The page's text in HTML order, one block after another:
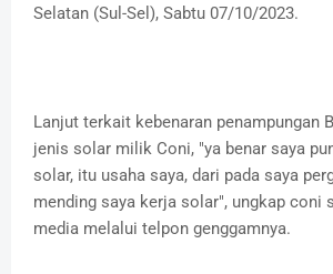
Selatan (Sul-Sel), Sabtu 07/10/2023.
Lanjut terkait kebenaran penampungan
jenis solar milik Coni, "ya benar saya
solar, itu usaha saya, dari pada saya
mending saya kerja solar", ungkap coni
media melalui telpon genggamnya.